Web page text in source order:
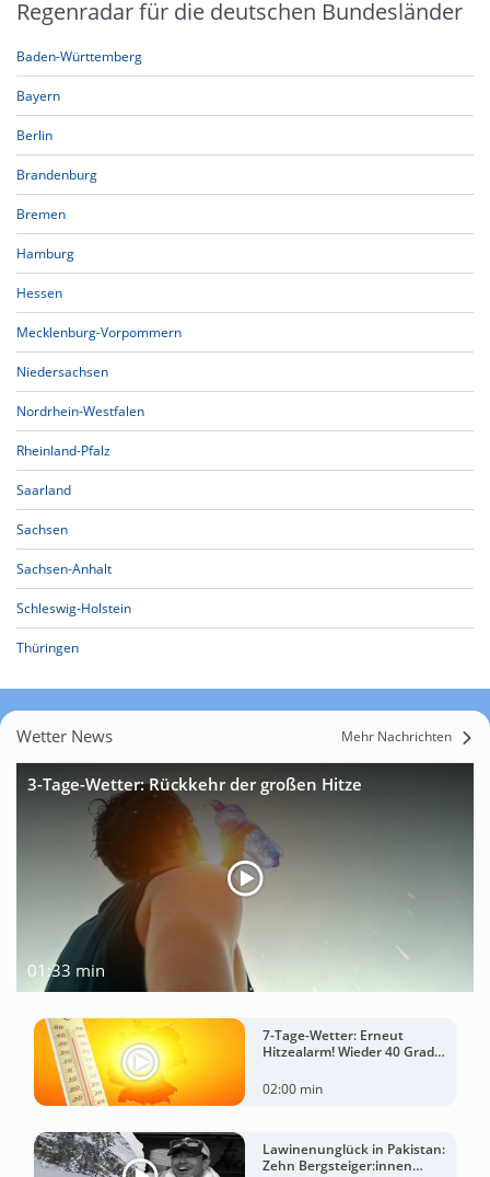
Regenradar für die deutschen Bundesländer
Baden-Württemberg
Bayern
Berlin
Brandenburg
Bremen
Hamburg
Hessen
Mecklenburg-Vorpommern
Niedersachsen
Nordrhein-Westfalen
Rheinland-Pfalz
Saarland
Sachsen
Sachsen-Anhalt
Schleswig-Holstein
Thüringen
Wetter News Mehr Nachrichten
3-Tage-Wetter: Rückkehr der großen Hitze
01:33 min
7-Tage-Wetter: Erneut
Hitzealarm! Wieder 40 Grad
02:00 min
Lawinenunglück in Pakistan:
Zehn Bergsteiger:innen